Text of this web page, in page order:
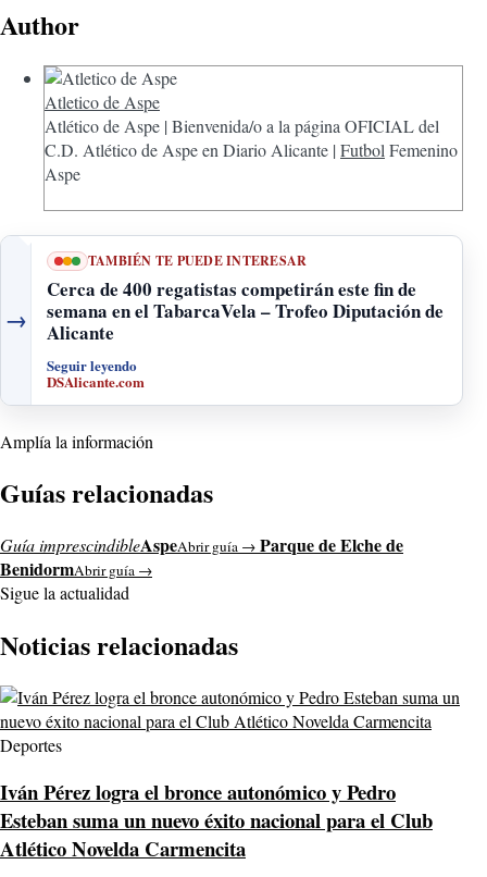
Author
Atletico de Aspe
Atlético de Aspe | Bienvenida/o a la página OFICIAL del
C.D. Atlético de Aspe en Diario Alicante |Futbol Femenino
Aspe
→
TAMBIÉN TE PUEDE INTERESAR
Cerca de 400 regatistas competirán este fin de
semana en el TabarcaVela – Trofeo Diputación de
Alicante
Seguir leyendo
DSAlicante.com
Amplía la información
Guías relacionadas
Guía imprescindibleAspeAbrir guía → Parque de Elche de
BenidormAbrir guía →
Sigue la actualidad
Noticias relacionadas
Deportes
Iván Pérez logra el bronce autonómico y Pedro
Esteban suma un nuevo éxito nacional para el Club
Atlético Novelda Carmencita